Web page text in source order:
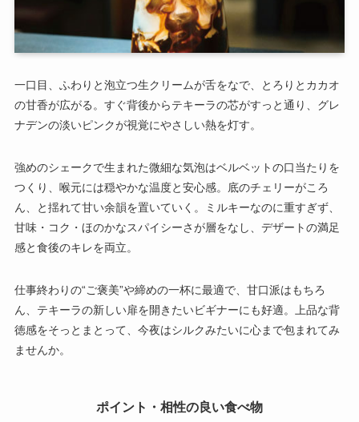
一口目、ふわりと泡立つ生クリームが舌をなで、とろりとカカオ
の甘香が広がる。すぐ背後からテキーラの芯がすっと通り、グレ
ナデンの淡いピンクが視覚にやさしい熱を灯す。
強めのシェークで生まれた微細な気泡はベルベットの口当たりを
つくり、喉元には穏やかな温度と安心感。底のチェリーがころ
ん、と揺れて甘い余韻を置いていく。ミルキーなのに重すぎず、
甘味・コク・ほのかなスパイシーさが層をなし、デザートの満足
感と食後のキレを両立。
仕事終わりの“ご褒美”や締めの一杯に最適で、甘口派はもちろ
ん、テキーラの新しい扉を開きたいビギナーにも好適。上品な背
徳感をそっとまとって、今夜はシルクみたいに心まで包まれてみ
ませんか。
ポイント・相性の良い食べ物